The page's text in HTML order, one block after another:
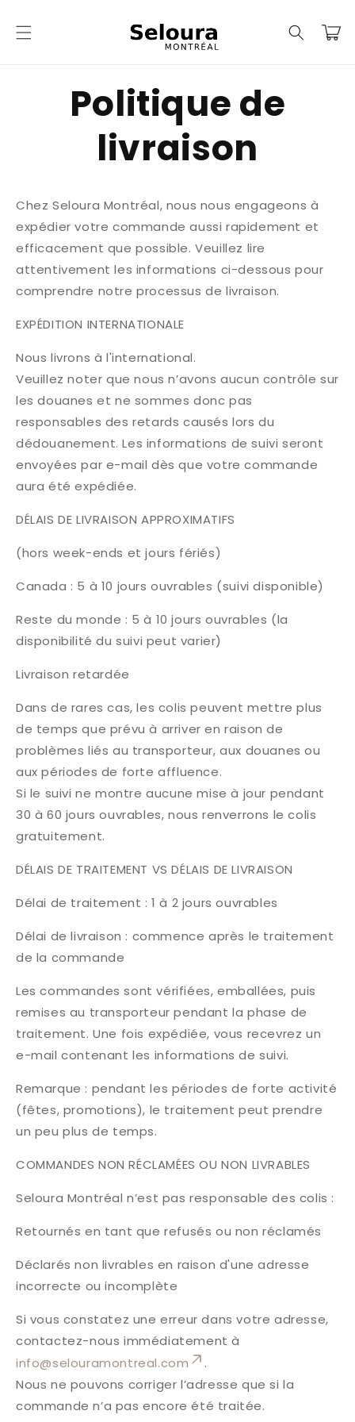
au
Panier
Politique de
livraison
Chez Seloura Montréal, nous nous engageons à
expédier votre commande aussi rapidement et
efficacement que possible. Veuillez lire
attentivement les informations ci-dessous pour
comprendre notre processus de livraison.
EXPÉDITION INTERNATIONALE
Nous livrons à l'international.
Veuillez noter que nous n’avons aucun contrôle sur
les douanes et ne sommes donc pas
responsables des retards causés lors du
dédouanement. Les informations de suivi seront
envoyées par e-mail dès que votre commande
aura été expédiée.
DÉLAIS DE LIVRAISON APPROXIMATIFS
(hors week-ends et jours fériés)
Canada : 5 à 10 jours ouvrables (suivi disponible)
Reste du monde : 5 à 10 jours ouvrables (la
disponibilité du suivi peut varier)
Livraison retardée
Dans de rares cas, les colis peuvent mettre plus
de temps que prévu à arriver en raison de
problèmes liés au transporteur, aux douanes ou
aux périodes de forte affluence.
Si le suivi ne montre aucune mise à jour pendant
30 à 60 jours ouvrables, nous renverrons le colis
gratuitement.
DÉLAIS DE TRAITEMENT VS DÉLAIS DE LIVRAISON
Délai de traitement : 1 à 2 jours ouvrables
Délai de livraison : commence après le traitement
de la commande
Les commandes sont vérifiées, emballées, puis
remises au transporteur pendant la phase de
traitement. Une fois expédiée, vous recevrez un
e-mail contenant les informations de suivi.
Remarque : pendant les périodes de forte activité
(fêtes, promotions), le traitement peut prendre
un peu plus de temps.
COMMANDES NON RÉCLAMÉES OU NON LIVRABLES
Seloura Montréal n’est pas responsable des colis :
Retournés en tant que refusés ou non réclamés
Déclarés non livrables en raison d'une adresse
incorrecte ou incomplète
Si vous constatez une erreur dans votre adresse,
contactez-nous immédiatement à
info@selouramontreal.com
.
Nous ne pouvons corriger l’adresse que si la
commande n’a pas encore été traitée.